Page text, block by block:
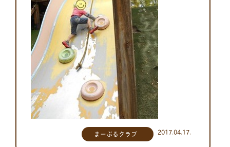
2017.04.17.
まーぶるクラブ